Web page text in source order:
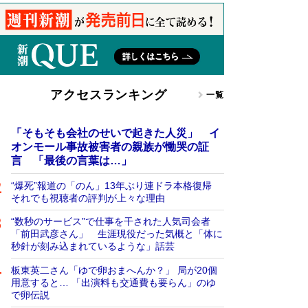
アクセスランキング 一覧
「そもそも会社のせいで起きた人災」 イ
オンモール事故被害者の親族が慟哭の証
言 「最後の言葉は…」
“爆死”報道の「のん」13年ぶり連ドラ本格復帰
それでも視聴者の評判が上々な理由
“数秒のサービス”で仕事を干された人気司会者
「前田武彦さん」 生涯現役だった気概と「体に
秒針が刻み込まれているような」話芸
板東英二さん「ゆで卵おまへんか？」 局が20個
用意すると… 「出演料も交通費も要らん」のゆ
で卵伝説